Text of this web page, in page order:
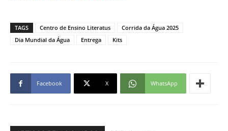
TAGS Centro de Ensino Literatus
Corrida da Água 2025
Dia Mundial da Água
Entrega Kits
Facebook X WhatsApp